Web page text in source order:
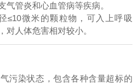
气管炎和心血管病等疾病。
≤10微米的颗粒物，可入上呼吸
对人体危害相对较小。
污染状态，包含各种含量超标的